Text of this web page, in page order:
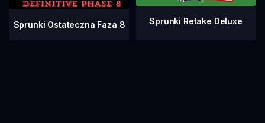
Sprunki Ostateczna Faza 8 Sprunki Retake Deluxe